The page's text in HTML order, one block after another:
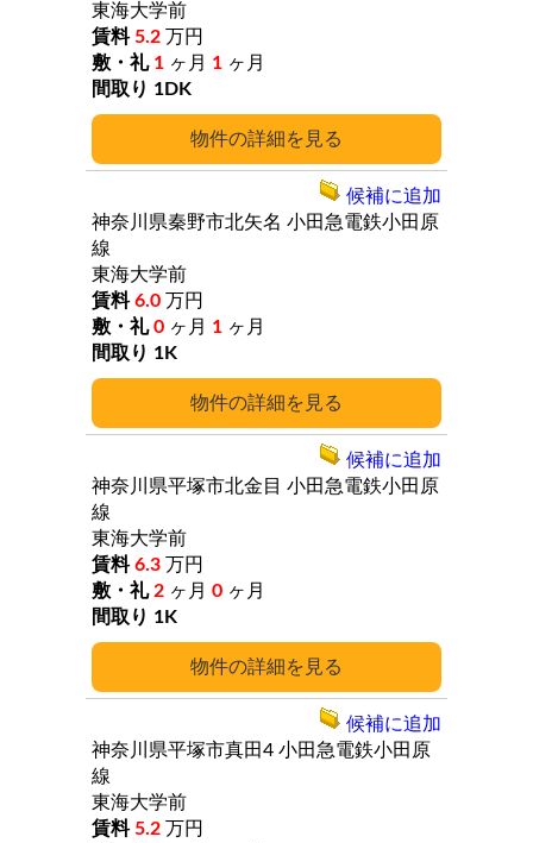
詳細
東海大学前
5.2 万円
1 ヶ月 1 ヶ月
1DK
詳細
神奈川県秦野市北矢名 小田急電鉄小田原
線
東海大学前
6.0 万円
0 ヶ月 1 ヶ月
1K
候補に追加
詳細
神奈川県平塚市北金目 小田急電鉄小田原
線
東海大学前
6.3 万円
2 ヶ月 0 ヶ月
1K
候補に追加
神奈川県平塚市真田4 小田急電鉄小田原
線
東海大学前
5.2 万円
候補に追加